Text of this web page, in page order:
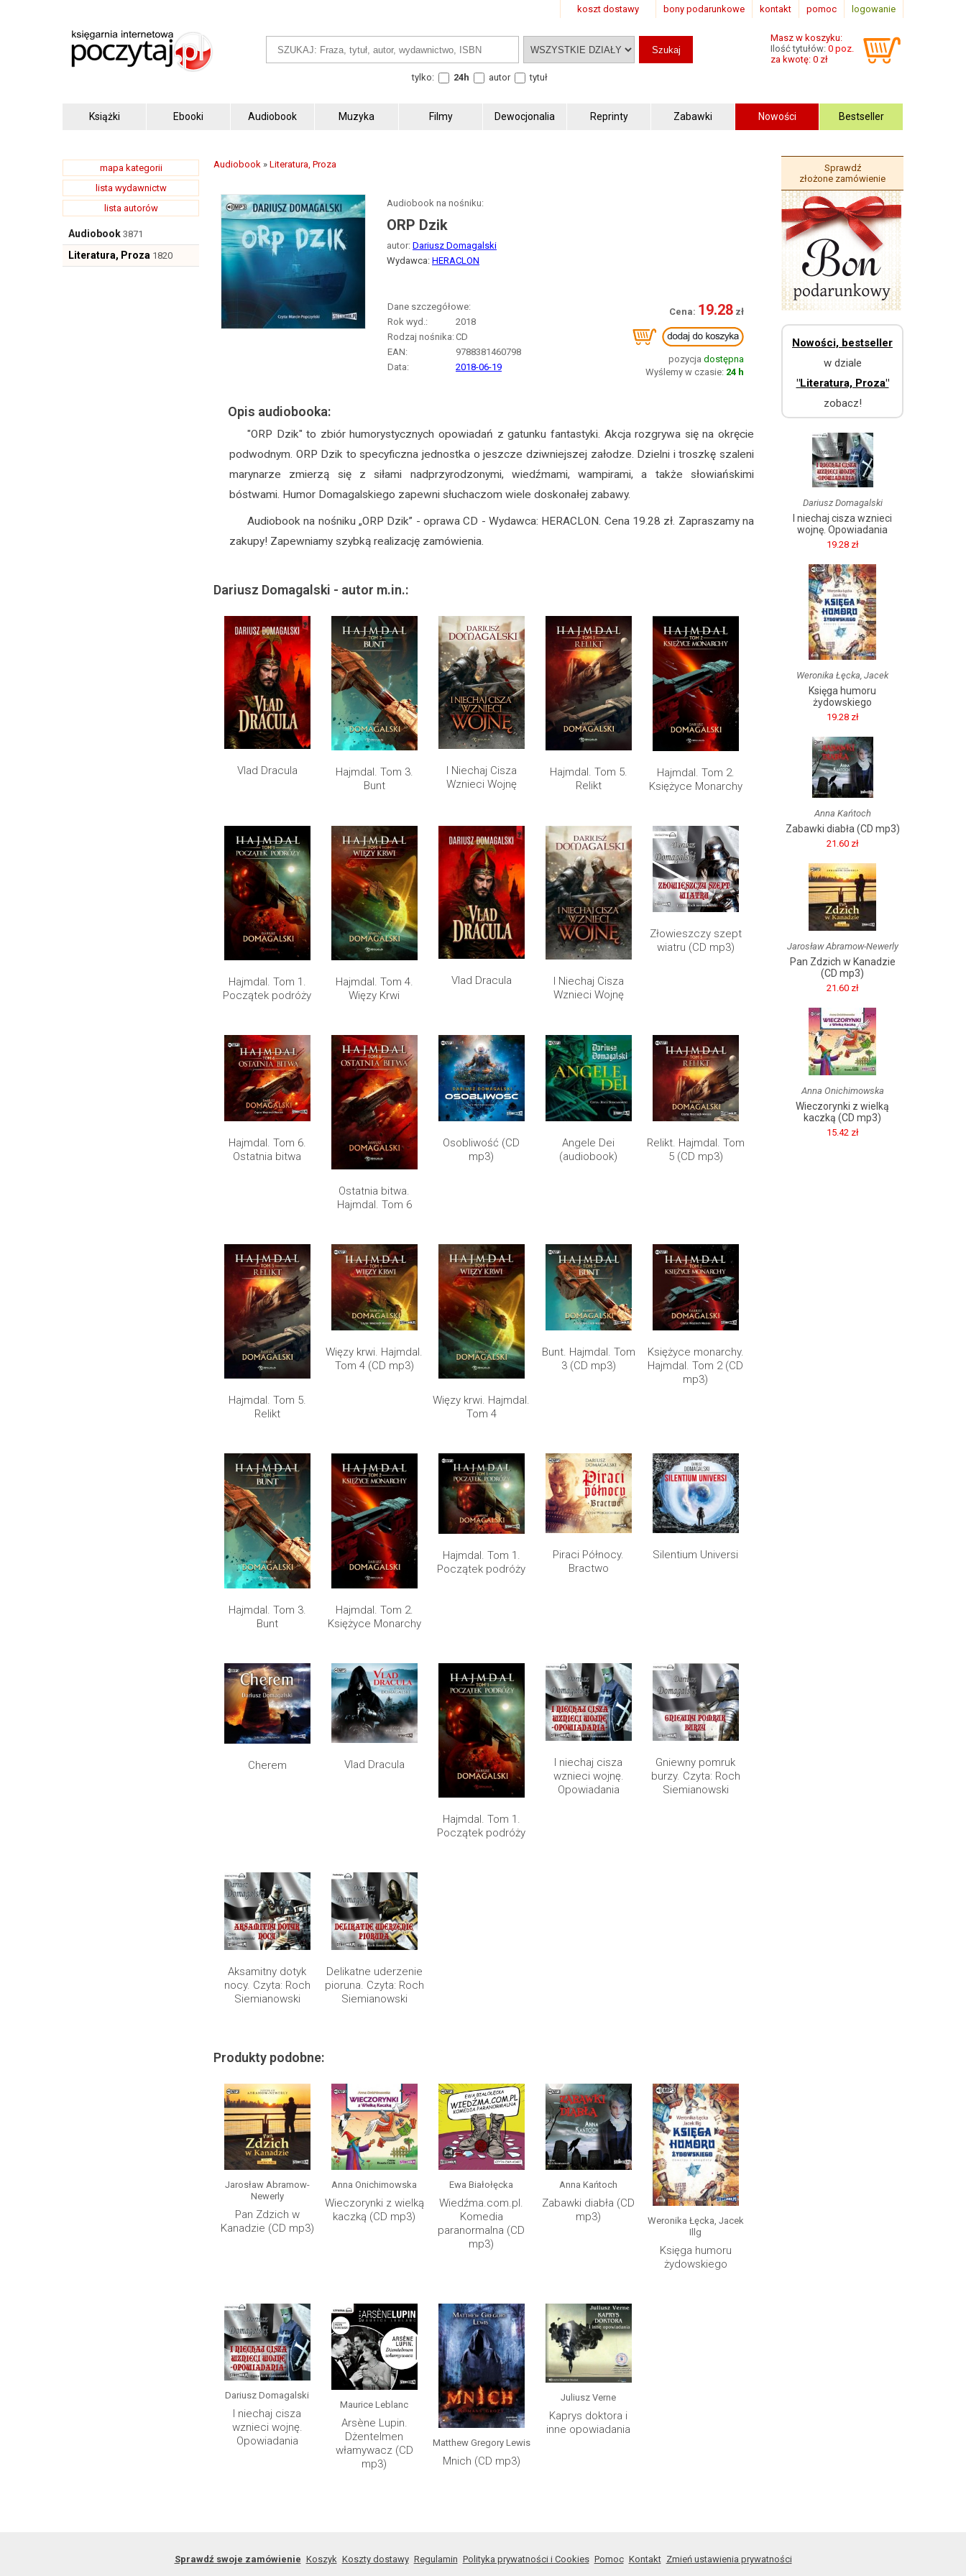
logowanie
pomoc
kontakt
bony podarunkowe
koszt dostawy
Masz w koszyku:
Ilość tytułów: 0 poz.
za kwotę: 0 zł
tylko:
24h autor tytuł
Książki Ebooki Audiobook Muzyka Filmy Dewocjonalia Reprinty Zabawki Nowości Bestseller
mapa kategorii
lista wydawnictw
lista autorów
Audiobook 3871
Literatura, Proza 1820
Audiobook » Literatura, Proza
Audiobook na nośniku:
ORP Dzik
autor: Dariusz Domagalski
Wydawca: HERACLON
Dane szczegółowe:
Rok wyd.:
2018
Rodzaj nośnika: CD
EAN:
9788381460798
Data:
2018-06-19
19.28
pozycja dostępna
Wyślemy w czasie: 24 h
Opis audiobooka:
"ORP Dzik" to zbiór humorystycznych opowiadań z gatunku fantastyki. Akcja rozgrywa się na okręcie
podwodnym. ORP Dzik to specyficzna jednostka o jeszcze dziwniejszej załodze. Dzielni i troszkę szaleni
marynarze zmierzą się z siłami nadprzyrodzonymi, wiedźmami, wampirami, a także słowiańskimi
bóstwami. Humor Domagalskiego zapewni słuchaczom wiele doskonałej zabawy.
Audiobook na nośniku „ORP Dzik” - oprawa CD - Wydawca: HERACLON. Cena 19.28 zł. Zapraszamy na
zakupy! Zapewniamy szybką realizację zamówienia.
Dariusz Domagalski - autor m.in.:
Vlad Dracula
Hajmdal. Tom 3.
Bunt
I Niechaj Cisza
Wznieci Wojnę
Hajmdal. Tom 5.
Relikt
Hajmdal. Tom 2.
Księżyce Monarchy
Hajmdal. Tom 1.
Początek podróży
Hajmdal. Tom 4.
Więzy Krwi
Vlad Dracula
I Niechaj Cisza
Wznieci Wojnę
Złowieszczy szept
wiatru (CD mp3)
Hajmdal. Tom 6.
Ostatnia bitwa
Ostatnia bitwa.
Hajmdal. Tom 6
Osobliwość (CD
mp3)
Angele Dei
(audiobook)
Relikt. Hajmdal. Tom
5 (CD mp3)
Hajmdal. Tom 5.
Relikt
Więzy krwi. Hajmdal.
Tom 4 (CD mp3)
Więzy krwi. Hajmdal.
Tom 4
Bunt. Hajmdal. Tom
3 (CD mp3)
Księżyce monarchy.
Hajmdal. Tom 2 (CD
mp3)
Hajmdal. Tom 3.
Bunt
Hajmdal. Tom 2.
Księżyce Monarchy
Hajmdal. Tom 1.
Początek podróży
Piraci Północy.
Bractwo
Silentium Universi
Cherem Vlad Dracula
Hajmdal. Tom 1.
Początek podróży
I niechaj cisza
wznieci wojnę.
Opowiadania
Gniewny pomruk
burzy. Czyta: Roch
Siemianowski
Aksamitny dotyk
nocy. Czyta: Roch
Siemianowski
Delikatne uderzenie
pioruna. Czyta: Roch
Siemianowski
Produkty podobne:
Jarosław Abramow-
Newerly
Pan Zdzich w
Kanadzie (CD mp3)
Anna Onichimowska
Wieczorynki z wielką
kaczką (CD mp3)
Ewa Białołęcka
Wiedźma.com.pl.
Komedia
paranormalna (CD
mp3)
Anna Kańtoch
Zabawki diabła (CD
mp3)
Weronika Łęcka, Jacek
Illg
Księga humoru
żydowskiego
Dariusz Domagalski
I niechaj cisza
wznieci wojnę.
Opowiadania
Maurice Leblanc
Arsène Lupin.
Dżentelmen
włamywacz (CD
mp3)
Matthew Gregory Lewis
Mnich (CD mp3)
Juliusz Verne
Kaprys doktora i
inne opowiadania
Sprawdź
złożone zamówienie
Nowości, bestseller
w dziale
"Literatura, Proza"
zobacz!
Dariusz Domagalski
I niechaj cisza wznieci
wojnę. Opowiadania
19.28 zł
Weronika Łęcka, Jacek
Księga humoru
żydowskiego
19.28 zł
Anna Kańtoch
Zabawki diabła (CD mp3)
21.60 zł
Jarosław Abramow-Newerly
Pan Zdzich w Kanadzie
(CD mp3)
21.60 zł
Anna Onichimowska
Wieczorynki z wielką
kaczką (CD mp3)
15.42 zł
Sprawdź swoje zamówienie Koszyk Koszty dostawy Regulamin Polityka prywatności i Cookies Pomoc Kontakt Zmień ustawienia prywatności